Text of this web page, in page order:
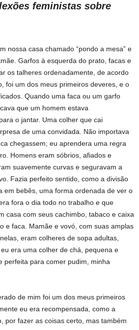
feministas sobre
nossa casa chamado “pondo a mesa” e
Garfos à esquerda do prato, facas e
os talheres ordenadamente, de acordo
foi um dos meus primeiros deveres, e o
Quando uma faca ou um garfo
que um homem estava
o jantar. Uma colher que cai
de uma convidada. Não importava
chegassem; eu aprendera uma regra
Homens eram sóbrios, afiados e
suavemente curvas e seguravam a
Fazia perfeito sentido, como a divisão
em bebês, uma forma ordenada de ver o
fora o dia todo no trabalho e que
casa com seus cachimbo, tabaco e caixa
e faca. Mamãe e vovó, com suas amplas
eram colheres de sopa adultas,
era uma colher de chá, pequena e
perfeita para comer pudim, minha
de mim foi um dos meus primeiros
eu era recompensada, como a
por fazer as coisas certo, mas também